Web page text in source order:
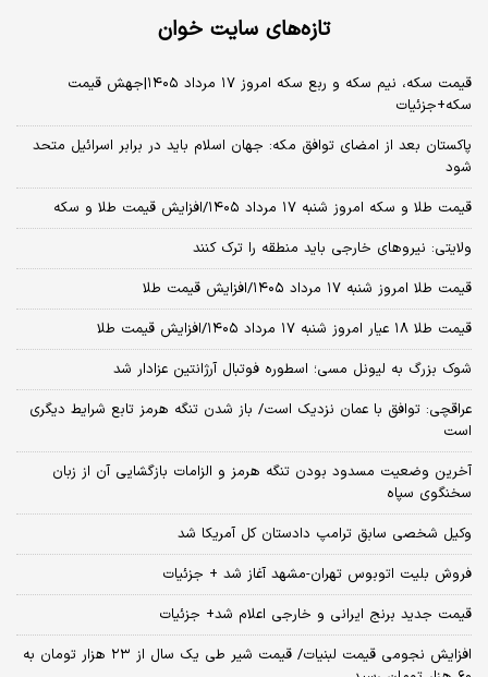
تازه‌های سایت خوان
قیمت سکه، نیم سکه و ربع سکه امروز ۱۷ مرداد ۱۴۰۵|جهش قیمت
سکه+جزئیات
پاکستان بعد از امضای توافق مکه: جهان اسلام باید در برابر اسرائیل متحد
شود
قیمت طلا و سکه امروز شنبه ۱۷ مرداد ۱۴۰۵/افزایش قیمت طلا و سکه
ولایتی: نیروهای خارجی باید منطقه را ترک کنند
قیمت طلا امروز شنبه ۱۷ مرداد ۱۴۰۵/افزایش قیمت طلا
قیمت طلا ۱۸ عیار امروز شنبه ۱۷ مرداد ۱۴۰۵/افزایش قیمت طلا
شوک بزرگ به لیونل مسی؛ اسطوره فوتبال آرژانتین عزادار شد
عراقچی: توافق با عمان نزدیک است/ باز شدن تنگه هرمز تابع شرایط دیگری
است
آخرین وضعیت مسدود بودن تنگه هرمز و الزامات بازگشایی آن از زبان
سخنگوی سپاه
وکیل شخصی سابق ترامپ دادستان کل آمریکا شد
فروش بلیت اتوبوس تهران-مشهد آغاز شد + جزئیات
قیمت جدید برنج ایرانی و خارجی اعلام شد+ جزئیات
افزایش نجومی قیمت لبنیات/ قیمت شیر طی یک سال از ۲۳ هزار تومان به